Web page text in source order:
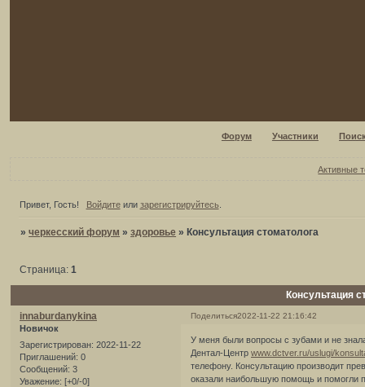
Форум Участники
Активные
Привет, Гость! Войдитеили зарегистрируйтесь.
»черкесский форум »здоровье » Консультация стоматолога
Консультация
Страница:1
Поделиться2022-11-22 21:16:42
innaburdanykina
Новичок
Зарегистрирован: 2022-11-22
Приглашений: 0
Сообщений: 3
Уважение: [+0/-0]
У меня были вопросы с зубами и не
Дентал-Центрwww.dctver.ru/uslugi/
телефону. Консультацию производит
оказали наибольшую помощь и помогли